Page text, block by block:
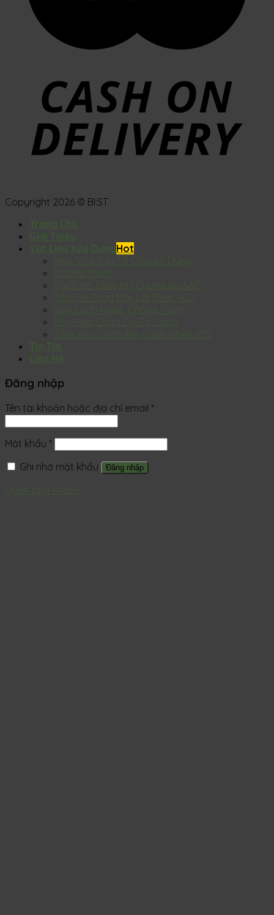
Copyright 2026 © BI:ST
Trang Chủ
Giới Thiệu
Vật Liệu Xây Dựng
Keo, Vữa Xây Tô Chuyên Dụng
Gạch Bê Tông Khí Chưng Áp AAC
Tấm Bê Tông Nhẹ Lõi Thép ALC
Tấm Xốp Cách Âm, Cách Nhiệt XPS
Đăng nhập
Tên tài khoản hoặc địa chỉ email *
Mật khẩu *
Ghi nhớ mật khẩu
Đăng nhập
Quên mật khẩu?